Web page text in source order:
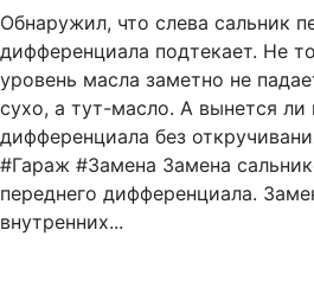
Обнаружил, что слева сальник
дифференциала подтекает. Не
уровень масла заметно не
сухо, а тут-масло. А вынется
дифференциала без
#Гараж #Замена Замена
переднего дифференциала.
внутренних...